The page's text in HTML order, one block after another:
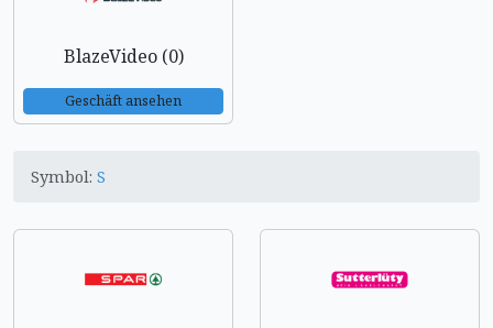
BlazeVideo (0)
Geschäft ansehen
Symbol: S